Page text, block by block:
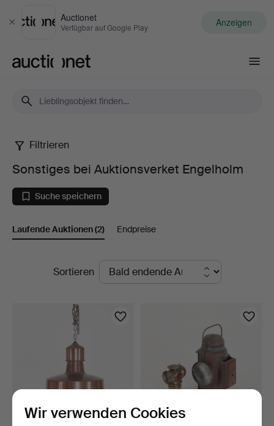
Schließen
Auctionet
Verfügbar auf Google Play Anzeigen
Sonstiges
bei
Auktionsverket
Engelholm
Filtrieren
Sonstiges bei Auktionsverket Engelholm
Suche speichern
Laufende Auktionen(2) Endpreise
LaufendeSortieren
Wir verwenden Cookies